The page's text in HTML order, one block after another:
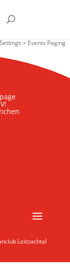
> Events Paging
Leitzachtal